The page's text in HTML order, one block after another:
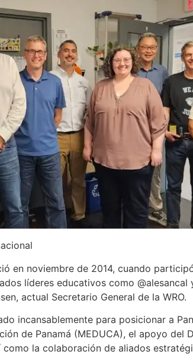
en noviembre de 2014, cuando
líderes educativos como
actual Secretario General de la WRO.
incansablemente para posicionar a
de Panamá (MEDUCA), el apoyo del
la colaboración de aliados